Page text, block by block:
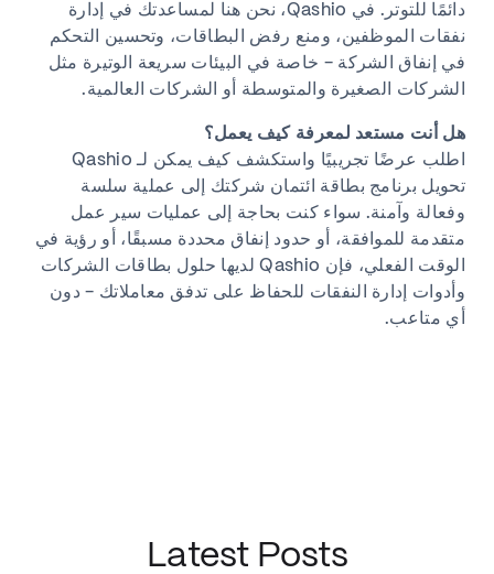
دائمًا للتوتر. في Qashio، نحن هنا لمساعدتك في إدارة
نفقات الموظفين، ومنع رفض البطاقات، وتحسين التحكم
في إنفاق الشركة - خاصة في البيئات سريعة الوتيرة مثل
الشركات الصغيرة والمتوسطة أو الشركات العالمية.
هل أنت مستعد لمعرفة كيف يعمل؟
اطلب عرضًا تجريبيًا واستكشف كيف يمكن لـ Qashio
تحويل برنامج بطاقة ائتمان شركتك إلى عملية سلسة
وفعالة وآمنة. سواء كنت بحاجة إلى عمليات سير عمل
متقدمة للموافقة، أو حدود إنفاق محددة مسبقًا، أو رؤية في
الوقت الفعلي، فإن Qashio لديها حلول بطاقات الشركات
وأدوات إدارة النفقات للحفاظ على تدفق معاملاتك - دون
أي متاعب.
Latest Posts